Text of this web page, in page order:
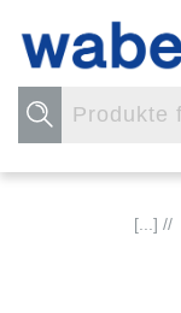
[...] //